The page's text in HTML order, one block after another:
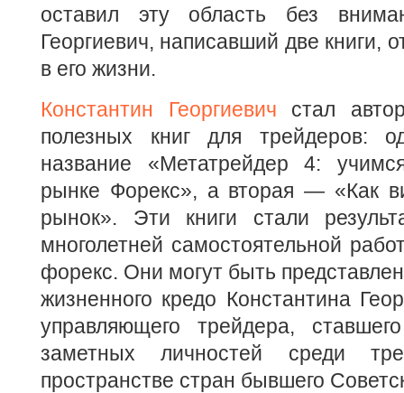
оставил эту область без
Георгиевич, написавший две книги,
в его жизни.
Константин Георгиевич стал
полезных книг для трейдеров:
название «Метатрейдер 4:
рынке Форекс», а вторая — «Как
рынок». Эти книги стали
многолетней самостоятельной
форекс. Они могут быть
жизненного кредо Константина
управляющего трейдера,
заметных личностей среди
пространстве стран бывшего